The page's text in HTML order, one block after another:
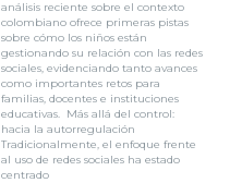
análisis reciente sobre el contexto
colombiano ofrece primeras pistas
sobre cómo los niños están
gestionando su relación con las redes
sociales, evidenciando tanto avances
como importantes retos para
familias, docentes e instituciones
educativas. Más allá del control:
hacia la autorregulación
Tradicionalmente, el enfoque frente
al uso de redes sociales ha estado
centrado